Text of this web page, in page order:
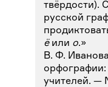
твёрдости).
русской
ёили о.»
В. Ф.
учителей. —